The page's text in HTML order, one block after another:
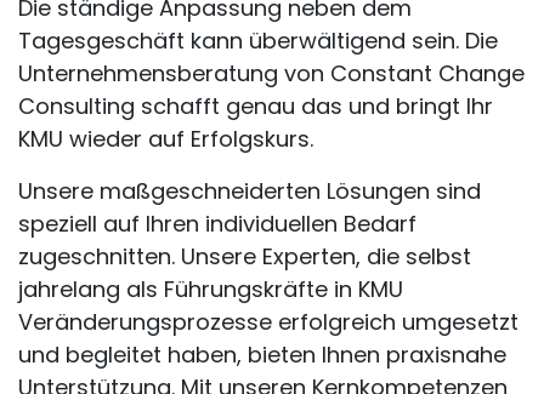
Die ständige Anpassung neben dem
Tagesgeschäft kann überwältigend sein. Die
Unternehmensberatung von Constant Change
Consulting schafft genau das und bringt Ihr
KMU wieder auf Erfolgskurs.
Unsere maßgeschneiderten Lösungen sind
speziell auf Ihren individuellen Bedarf
zugeschnitten. Unsere Experten, die selbst
jahrelang als Führungskräfte in KMU
Veränderungsprozesse erfolgreich umgesetzt
und begleitet haben, bieten Ihnen praxisnahe
Unterstützung. Mit unseren Kernkompetenzen